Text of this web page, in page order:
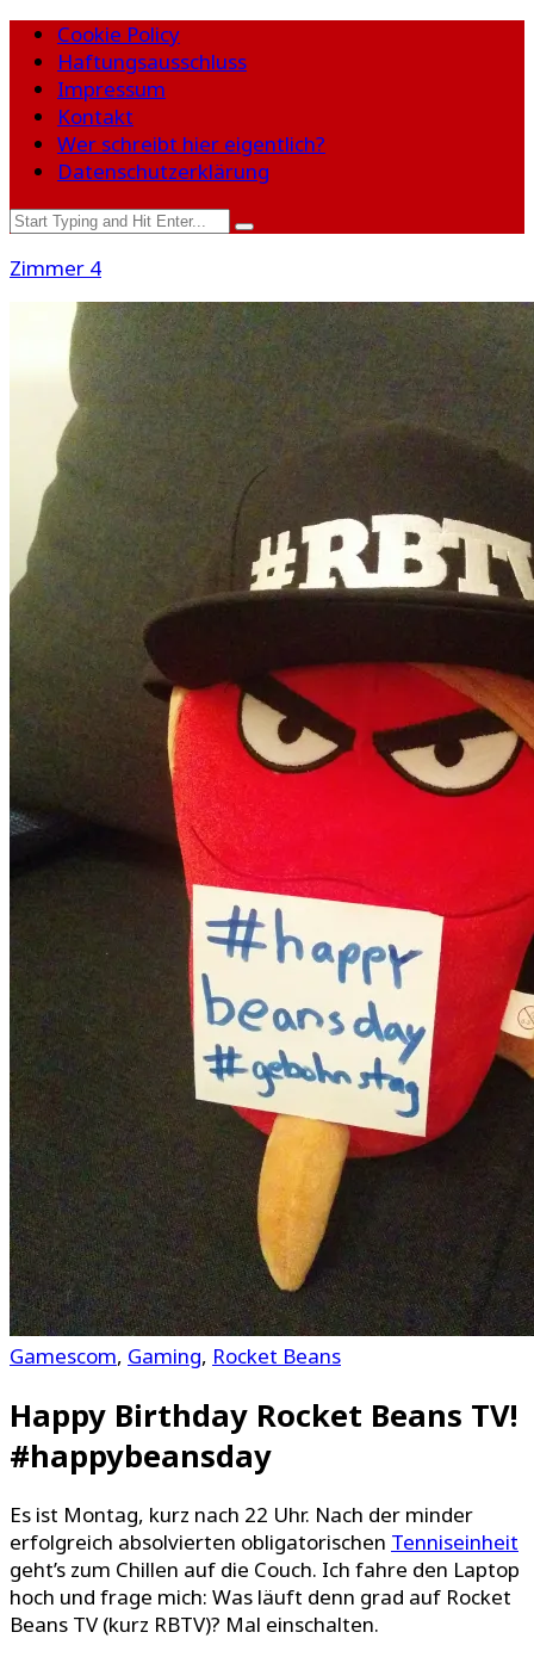
Cookie Policy
Haftungsausschluss
Impressum
Kontakt
Wer schreibt hier eigentlich?
Datenschutzerklärung
Zimmer 4
Gamescom, Gaming, Rocket Beans
Happy Birthday Rocket Beans TV!
#happybeansday
Es ist Montag, kurz nach 22 Uhr. Nach der minder
erfolgreich absolvierten obligatorischen Tenniseinheit
geht’s zum Chillen auf die Couch. Ich fahre den Laptop
hoch und frage mich: Was läuft denn grad auf Rocket
Beans TV (kurz RBTV)? Mal einschalten.